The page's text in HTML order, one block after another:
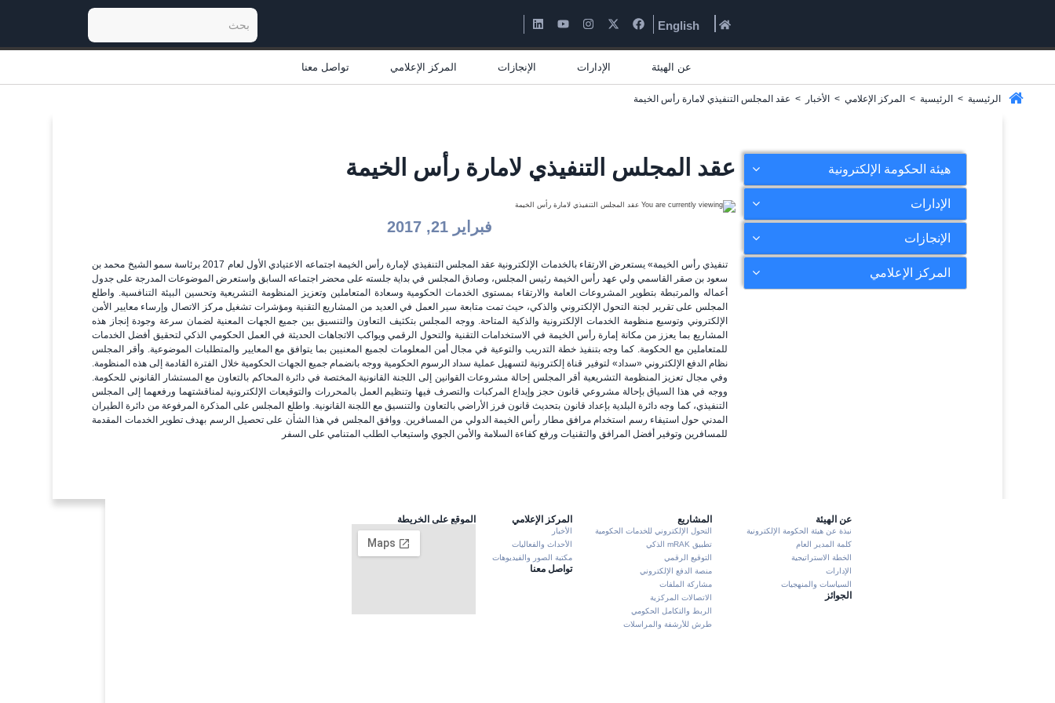
English
عن الهيئة الإدارات الإنجازات المركز الإعلامي تواصل معنا
الرئيسية > الرئيسية > المركز الإعلامي > الأخبار > عقد المجلس التنفيذي لامارة رأس الخيمة
هيئة الحكومة الإلكترونية
الإدارات
الإنجازات
المركز الإعلامي
عقد المجلس التنفيذي لامارة رأس الخيمة
فبراير 21, 2017
تنفيذي رأس الخيمة» يستعرض الارتقاء بالخدمات الإلكترونية عقد المجلس التنفيذي لإمارة رأس الخيمة اجتماعه الاعتيادي الأول لعام 2017 برئاسة سمو الشيخ محمد بن
سعود بن صقر القاسمي ولي عهد رأس الخيمة رئيس المجلس، وصادق المجلس في بداية جلسته على محضر اجتماعه السابق واستعرض الموضوعات المدرجة على جدول
أعماله والمرتبطة بتطوير المشروعات العامة والارتقاء بمستوى الخدمات الحكومية وسعادة المتعاملين وتعزيز المنظومة التشريعية وتحسين البيئة التنافسية. واطلع
المجلس على تقرير لجنة التحول الإلكتروني والذكي، حيث تمت متابعة سير العمل في العديد من المشاريع التقنية ومؤشرات تشغيل مركز الاتصال وإرساء معايير الأمن
الإلكتروني وتوسيع منظومة الخدمات الإلكترونية والذكية المتاحة. ووجه المجلس بتكثيف التعاون والتنسيق بين جميع الجهات المعنية لضمان سرعة وجودة إنجاز هذه
المشاريع بما يعزز من مكانة إمارة رأس الخيمة في الاستخدامات التقنية والتحول الرقمي ويواكب الاتجاهات الحديثة في العمل الحكومي الذكي لتحقيق أفضل الخدمات
للمتعاملين مع الحكومة. كما وجه بتنفيذ خطة التدريب والتوعية في مجال أمن المعلومات لجميع المعنيين بما يتوافق مع المعايير والمتطلبات الموضوعية. وأقر المجلس
نظام الدفع الإلكتروني «سداد» لتوفير قناة إلكترونية لتسهيل عملية سداد الرسوم الحكومية ووجه بانضمام جميع الجهات الحكومية خلال الفترة القادمة إلى هذه المنظومة.
وفي مجال تعزيز المنظومة التشريعية أقر المجلس إحالة مشروعات القوانين إلى اللجنة القانونية المختصة في دائرة المحاكم بالتعاون مع المستشار القانوني للحكومة.
ووجه في هذا السياق بإحالة مشروعي قانون حجز وإيداع المركبات والتصرف فيها وتنظيم العمل بالمحررات والتوقيعات الإلكترونية لمناقشتهما ورفعهما إلى المجلس
التنفيذي، كما وجه دائرة البلدية بإعداد قانون بتحديث قانون فرز الأراضي بالتعاون والتنسيق مع اللجنة القانونية. واطلع المجلس على المذكرة المرفوعة من دائرة الطيران
المدني حول استيفاء رسم استخدام مرافق مطار رأس الخيمة الدولي من المسافرين. ووافق المجلس في هذا الشأن على تحصيل الرسم بهدف تطوير الخدمات المقدمة
للمسافرين وتوفير أفضل المرافق والتقنيات ورفع كفاءة السلامة والأمن الجوي واستيعاب الطلب المتنامي على السفر
عن الهيئة
نبذة عن هيئة الحكومة الإلكترونية
كلمة المدير العام
الخطة الاستراتيجية
الإدارات
السياسات والمنهجيات
الجوائز
المشاريع
التحول الإلكتروني للخدمات الحكومية
تطبيق mRAK الذكي
التوقيع الرقمي
منصة الدفع الإلكتروني
مشاركة الملفات
الاتصالات المركزية
الربط والتكامل الحكومي
طرش للأرشفة والمراسلات
المركز الإعلامي
الأخبار
الأحداث والفعاليات
مكتبة الصور والفيديوهات
تواصل معنا
الموقع على الخريطة